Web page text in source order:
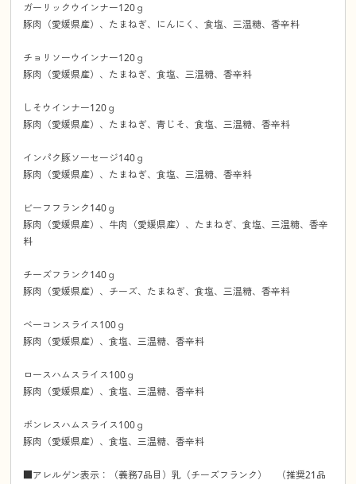
ガーリックウインナー120ｇ
豚肉（愛媛県産）、たまねぎ、にんにく、食塩、三温糖、香辛料
チョリソーウインナー120ｇ
豚肉（愛媛県産）、たまねぎ、食塩、三温糖、香辛料
しそウインナー120ｇ
豚肉（愛媛県産）、たまねぎ、青じそ、食塩、三温糖、香辛料
インパク豚ソーセージ140ｇ
豚肉（愛媛県産）、たまねぎ、食塩、三温糖、香辛料
ビーフフランク140ｇ
豚肉（愛媛県産）、牛肉（愛媛県産）、たまねぎ、食塩、三温糖、香辛
料
チーズフランク140ｇ
豚肉（愛媛県産）、チーズ、たまねぎ、食塩、三温糖、香辛料
ベーコンスライス100ｇ
豚肉（愛媛県産）、食塩、三温糖、香辛料
ロースハムスライス100ｇ
豚肉（愛媛県産）、食塩、三温糖、香辛料
ボンレスハムスライス100ｇ
豚肉（愛媛県産）、食塩、三温糖、香辛料
■アレルゲン表示：（義務7品目）乳（チーズフランク） （推奨21品